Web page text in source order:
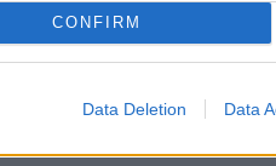
CONFIRM
Data Deletion Data
Protothema.gr